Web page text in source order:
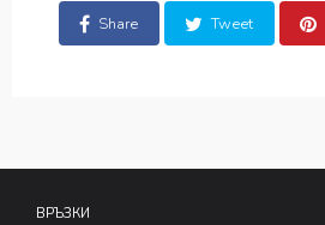
Share Tweet
ВРЪЗКИ